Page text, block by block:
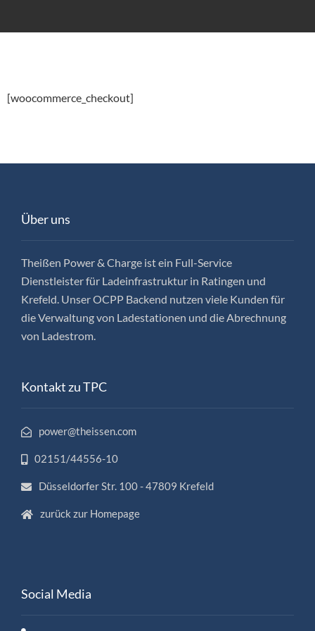
[woocommerce_checkout]
Über uns
Theißen Power & Charge ist ein Full-Service
Dienstleister für Ladeinfrastruktur in Ratingen und
Krefeld. Unser OCPP Backend nutzen viele Kunden für
die Verwaltung von Ladestationen und die Abrechnung
von Ladestrom.
Kontakt zu TPC
power@theissen.com
02151/44556-10
Düsseldorfer Str. 100 - 47809 Krefeld
zurück zur Homepage
Social Media